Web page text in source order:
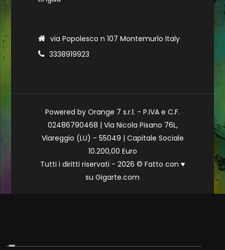
via Popolesco n 107 Montemurlo Italy
3338919923
Powered by Orange 7 s.r.l. - P.IVA e C.F.
02486790468 | Via Nicola Pisano 76L,
Viareggio (LU) - 55049 | Capitale Sociale
10.200,00 Euro
Tutti i diritti riservati - 2026 © Fatto con ♥
su Gigarte.com